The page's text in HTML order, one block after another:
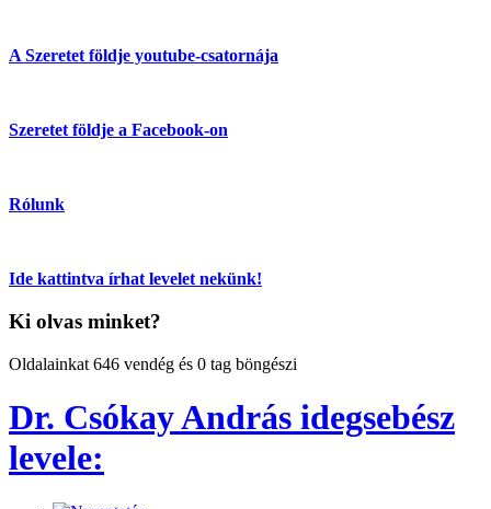
A Szeretet földje youtube-csatornája
Szeretet földje a Facebook-on
Rólunk
Ide kattintva írhat levelet nekünk!
Ki olvas minket?
Oldalainkat 646 vendég és 0 tag böngészi
Dr. Csókay András idegsebész
levele: